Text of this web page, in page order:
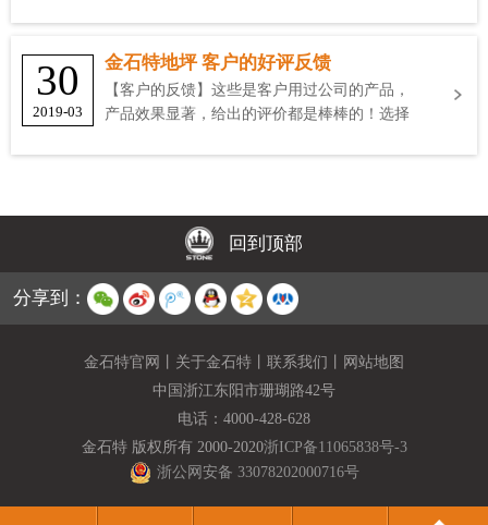
30
2019-03
金石特地坪 客户的好评反馈
【客户的反馈】这些是客户用过公司的产品，
产品效果显著，给出的评价都是棒棒的！选择
回到顶部
分享到：
金石特官网 关于金石特 联系我们
网站地图
中国浙江东阳市珊瑚路42号
电话： 4000-428-628
金石特 版权所有 2000-2020浙ICP备11065838号-3
浙公网安备 33078202000716号